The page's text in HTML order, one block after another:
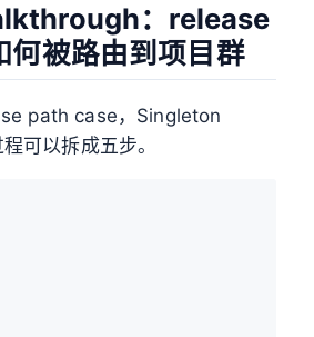
：release
被路由到项目群
path case，Singleton
可以拆成五步。